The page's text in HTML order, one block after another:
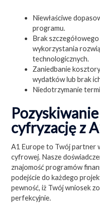
Niewłaściwe
programu.
Brak
wykorzystania
technologicznych.
Zaniedbanie
wydatków lub brak
Niedotrzymanie
cyfryzację z
A1 Europe to Twój partner
cyfrowej. Nasze
znajomość programów
podejście do każdego
pewność, iż Twój wniosek
perfekcyjnie.